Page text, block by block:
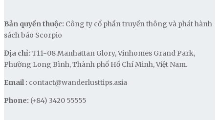
Bản quyền thuộc: Công ty cổ phần truyền thông và phát hành
sách báo Scorpio
Địa chỉ: T11-08 Manhattan Glory, Vinhomes Grand Park,
Phường Long Bình, Thành phố Hồ Chí Minh, Việt Nam.
Email : contact@wanderlusttips.asia
Phone: (+84) 3420 55555